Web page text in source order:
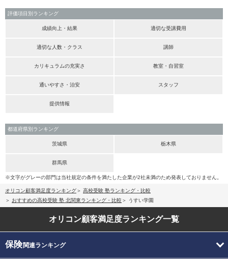
評価項目別ランキング
成績向上・結果 適切な受講費用
適切な人数・クラス 講師
カリキュラムの充実さ 教室・自習室
通いやすさ・治安 スタッフ
提供情報
都道府県別ランキング
茨城県 栃木県
群馬県
※文字がグレーの部門は当社規定の条件を満たした企業が2社未満のため発表しておりません。
オリコン顧客満足度ランキング
高校受験 塾ランキング・比較
おすすめの高校受験 塾 北関東ランキング・比較
うすい学園
オリコン顧客満足度ランキング一覧
保険関連ランキング